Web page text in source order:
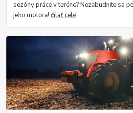
sezóny práce v teréne? Nezabudnite sa
jeho motora!čítať celé